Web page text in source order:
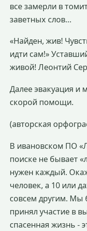
все замерли в
заветных слов…
«Найден, жив!
идти сам!»
живой! Леонтий
Далее эвакуация и
скорой помощи.
(авторская
В ивановском ПО
поиске не бывает
нужен каждый.
человек, а 10 или
совсем другим. Мы
принял участие в
спасенная жизнь -